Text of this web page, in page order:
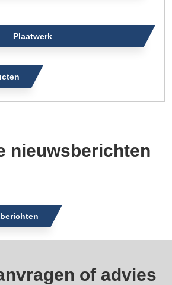
Plaatwerk
nieuwsberichten
of advies